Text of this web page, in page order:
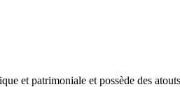
et patrimoniale et possède des